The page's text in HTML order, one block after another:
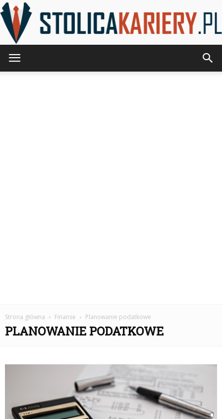
Strona główna Finanse Planowanie podatkowe
PLANOWANIE PODATKOWE